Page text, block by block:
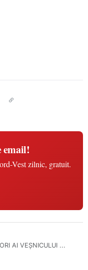
email!
Vest zilnic, gratuit.
AI VEȘNICULUI ...